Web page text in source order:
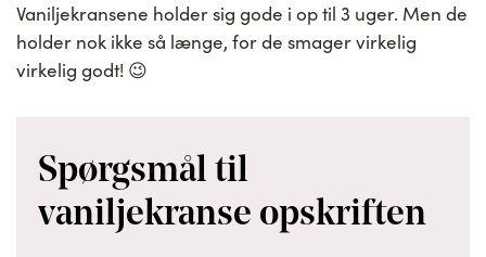
Vaniljekransene holder sig gode i op til 3 uger. Men de
holder nok ikke så længe, for de smager virkelig
virkelig godt! 😉
Spørgsmål til
vaniljekranse opskriften